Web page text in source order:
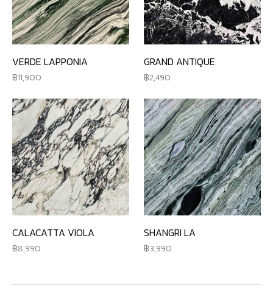
VERDE LAPPONIA
11,900
GRAND ANTIQUE
2,490
CALACATTA VIOLA
8,990
SHANGRI LA
3,990